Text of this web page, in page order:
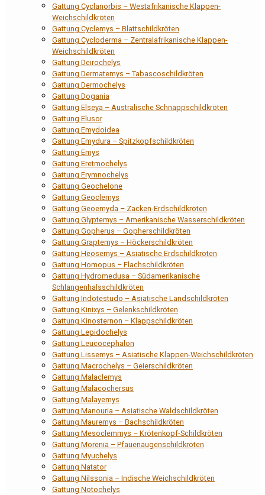
Gattung Cyclanorbis – Westafrikanische Klappen-
Weichschildkröten
Gattung Cyclemys – Blattschildkröten
Gattung Cycloderma – Zentralafrikanische Klappen-
Weichschildkröten
Gattung Deirochelys
Gattung Dermatemys – Tabascoschildkröten
Gattung Dermochelys
Gattung Dogania
Gattung Elseya – Australische Schnappschildkröten
Gattung Elusor
Gattung Emydoidea
Gattung Emydura – Spitzkopfschildkröten
Gattung Emys
Gattung Eretmochelys
Gattung Erymnochelys
Gattung Geochelone
Gattung Geoclemys
Gattung Geoemyda – Zacken-Erdschildkröten
Gattung Glyptemys – Amerikanische Wasserschildkröten
Gattung Gopherus – Gopherschildkröten
Gattung Graptemys – Höckerschildkröten
Gattung Heosemys – Asiatische Erdschildkröten
Gattung Homopus – Flachschildkröten
Gattung Hydromedusa – Südamerikanische
Schlangenhalsschildkröten
Gattung Indotestudo – Asiatische Landschildkröten
Gattung Kinixys – Gelenkschildkröten
Gattung Kinosternon – Klappschildkröten
Gattung Lepidochelys
Gattung Leucocephalon
Gattung Lissemys – Asiatische Klappen-Weichschildkröten
Gattung Macrochelys – Geierschildkröten
Gattung Malaclemys
Gattung Malacochersus
Gattung Malayemys
Gattung Manouria – Asiatische Waldschildkröten
Gattung Mauremys – Bachschildkröten
Gattung Mesoclemmys – Krötenkopf-Schildkröten
Gattung Morenia – Pfauenaugenschildkröten
Gattung Myuchelys
Gattung Natator
Gattung Nilssonia – Indische Weichschildkröten
Gattung Notochelys